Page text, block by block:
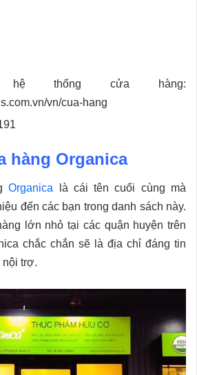
thống cửa hàng:
vn/cua-hang
hàng Organica
Organica là cái tên cuối cùng mà
đến các bạn trong danh sách này.
lớn nhỏ tại các quận huyện trên
chắc chắn sẽ là địa chỉ đáng tin
nội trợ.